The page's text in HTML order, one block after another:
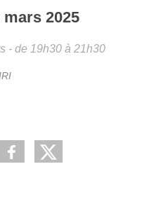
mars 2025
- de 19h30 à 21h30